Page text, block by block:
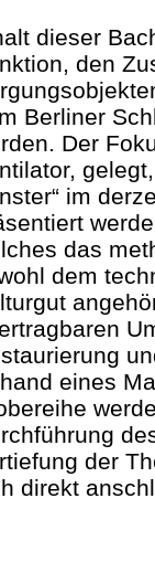
dieser
den
Berliner
Der
im
das
dem
eines
der
direkt